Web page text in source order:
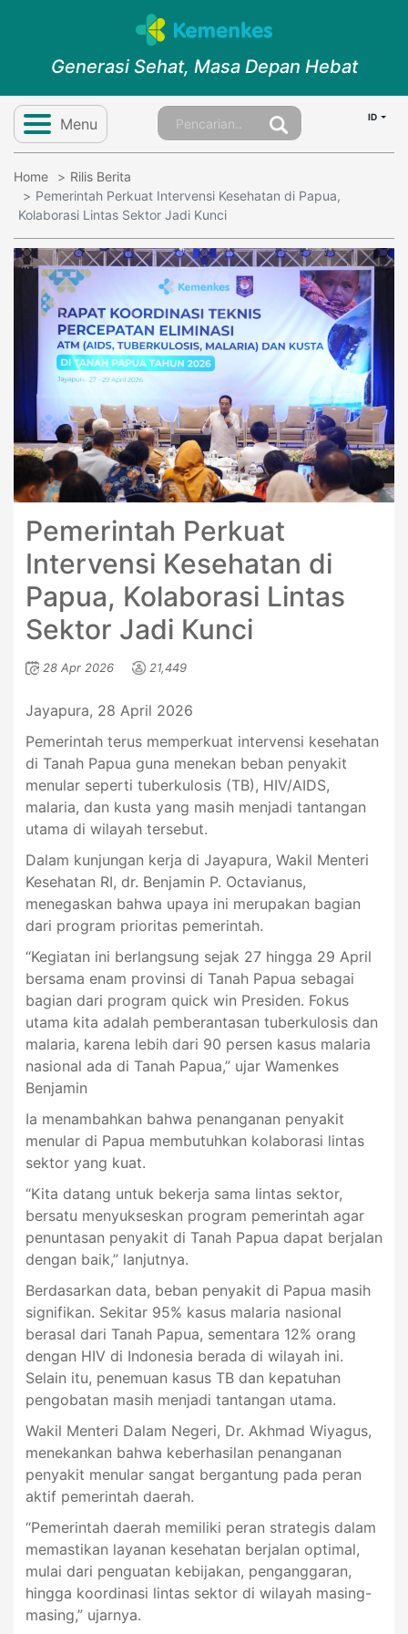
Generasi Sehat, Masa Depan Hebat
Menu ID
Home
Rilis Berita
Pemerintah Perkuat Intervensi Kesehatan di Papua,
Kolaborasi Lintas Sektor Jadi Kunci
Pemerintah Perkuat
Intervensi Kesehatan di
Papua, Kolaborasi Lintas
Sektor Jadi Kunci
28 Apr 2026 21,449
Jayapura, 28 April 2026
Pemerintah terus memperkuat intervensi kesehatan
di Tanah Papua guna menekan beban penyakit
menular seperti tuberkulosis (TB), HIV/AIDS,
malaria, dan kusta yang masih menjadi tantangan
utama di wilayah tersebut.
Dalam kunjungan kerja di Jayapura, Wakil Menteri
Kesehatan RI, dr. Benjamin P. Octavianus,
menegaskan bahwa upaya ini merupakan bagian
dari program prioritas pemerintah.
“Kegiatan ini berlangsung sejak 27 hingga 29 April
bersama enam provinsi di Tanah Papua sebagai
bagian dari program quick win Presiden. Fokus
utama kita adalah pemberantasan tuberkulosis dan
malaria, karena lebih dari 90 persen kasus malaria
nasional ada di Tanah Papua,” ujar Wamenkes
Benjamin
Ia menambahkan bahwa penanganan penyakit
menular di Papua membutuhkan kolaborasi lintas
sektor yang kuat.
“Kita datang untuk bekerja sama lintas sektor,
bersatu menyukseskan program pemerintah agar
penuntasan penyakit di Tanah Papua dapat berjalan
dengan baik,” lanjutnya.
Berdasarkan data, beban penyakit di Papua masih
signifikan. Sekitar 95% kasus malaria nasional
berasal dari Tanah Papua, sementara 12% orang
dengan HIV di Indonesia berada di wilayah ini.
Selain itu, penemuan kasus TB dan kepatuhan
pengobatan masih menjadi tantangan utama.
Wakil Menteri Dalam Negeri, Dr. Akhmad Wiyagus,
menekankan bahwa keberhasilan penanganan
penyakit menular sangat bergantung pada peran
aktif pemerintah daerah.
“Pemerintah daerah memiliki peran strategis dalam
memastikan layanan kesehatan berjalan optimal,
mulai dari penguatan kebijakan, penganggaran,
hingga koordinasi lintas sektor di wilayah masing-
masing,” ujarnya.